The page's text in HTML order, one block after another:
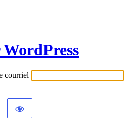
courriel